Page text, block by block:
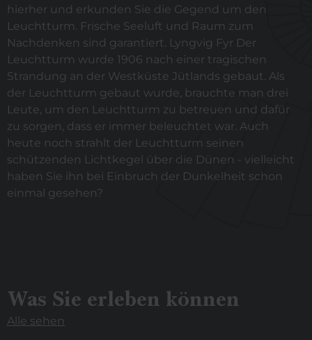
hierher und erkunden Sie die Gegend um den
Leuchtturm. Frische Seeluft und Raum zum
Nachdenken sind garantiert. Lyngvig Fyr Der
Leuchtturm wurde 1906 nach einer tragischen
Strandung an der Westküste Jütlands gebaut. Als
der Leuchtturm gebaut wurde, brauchte man drei
Leute, um den Leuchtturm zu betreuen und dafür
zu sorgen, dass er immer beleuchtet war. Auch
heute noch strahlt der Leuchtturm seinen
schützenden Lichtkegel über die Dünen - vielleicht
haben Sie ihn bei Einbruch der Dunkelheit schon
einmal gesehen?
Was Sie erleben können
Alle sehen